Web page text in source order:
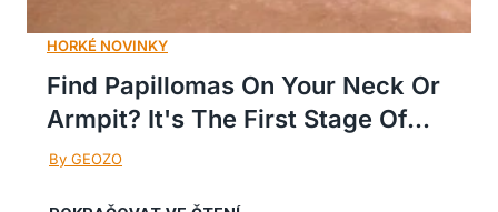
Find Papillomas On Your Neck Or
Armpit? It's The First Stage Of...